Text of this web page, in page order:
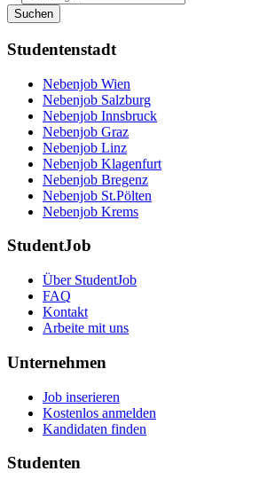
Suchen
Studentenstadt
Nebenjob Wien
Nebenjob Salzburg
Nebenjob Innsbruck
Nebenjob Graz
Nebenjob Linz
Nebenjob Klagenfurt
Nebenjob Bregenz
Nebenjob St.Pölten
Nebenjob Krems
StudentJob
Über StudentJob
FAQ
Kontakt
Arbeite mit uns
Unternehmen
Job inserieren
Kostenlos anmelden
Kandidaten finden
Studenten